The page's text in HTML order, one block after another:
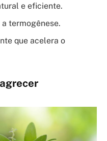
e eficiente.
termogênese.
que acelera o